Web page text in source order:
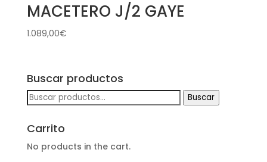
MACETERO J/2 GAYE
1.089,00€
Buscar productos
Buscar
Buscar
Carrito
No products in the cart.